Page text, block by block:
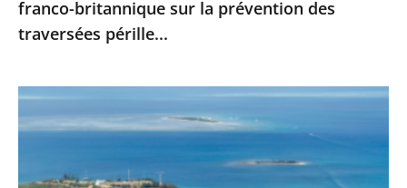
franco-
britannique
la
prévention
des
franco-britannique sur la prévention des
traversées pérille...
Nouvelle-
Calédonie